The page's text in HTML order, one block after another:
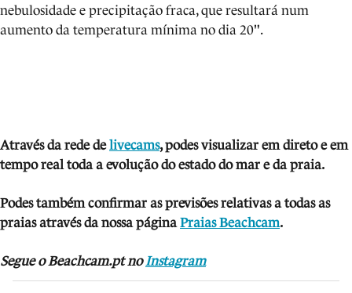
nebulosidade e precipitação fraca, que resultará num
aumento da temperatura mínima no dia 20".
Através da rede delivecams, podes visualizar em direto e em
tempo real toda a evolução do estado do mar e da praia.
Podes também confirmar as previsões relativas a todas as
praias através da nossa páginaPraias Beachcam.
Segue o Beachcam.pt no Instagram